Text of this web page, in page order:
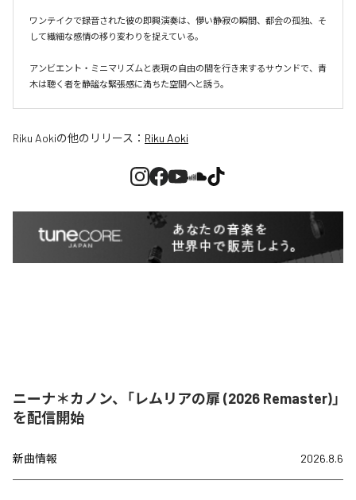
ワンテイクで録音された彼の即興演奏は、儚い静寂の瞬間、都会の孤独、そ
して繊細な感情の移り変わりを捉えている。
アンビエント・ミニマリズムと表現の自由の間を行き来するサウンドで、青
木は聴く者を静謐な緊張感に満ちた空間へと誘う。
Riku Aokiの他のリリース： Riku Aoki
ニーナ＊カノン、「レムリアの扉 (2026 Remaster)」
を配信開始
新曲情報 2026.8.6